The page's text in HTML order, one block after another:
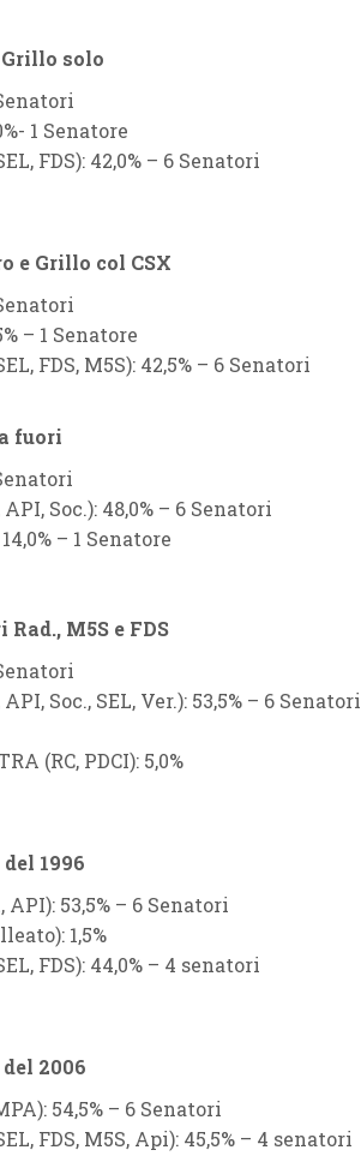
Grillo solo
1 Senatore
FDS): 42,0% – 6 Senatori
e Grillo col CSX
– 1 Senatore
FDS, M5S): 42,5% – 6 Senatori
fuori
API, Soc.): 48,0% – 6 Senatori
14,0% – 1 Senatore
M5S e FDS
Soc., SEL, Ver.): 53,5% – 6 Senatori
(RC, PDCI): 5,0%
1996
API): 53,5% – 6 Senatori
1,5%
FDS): 44,0% – 4 senatori
2006
: 54,5% – 6 Senatori
FDS, M5S, Api): 45,5% – 4 senatori